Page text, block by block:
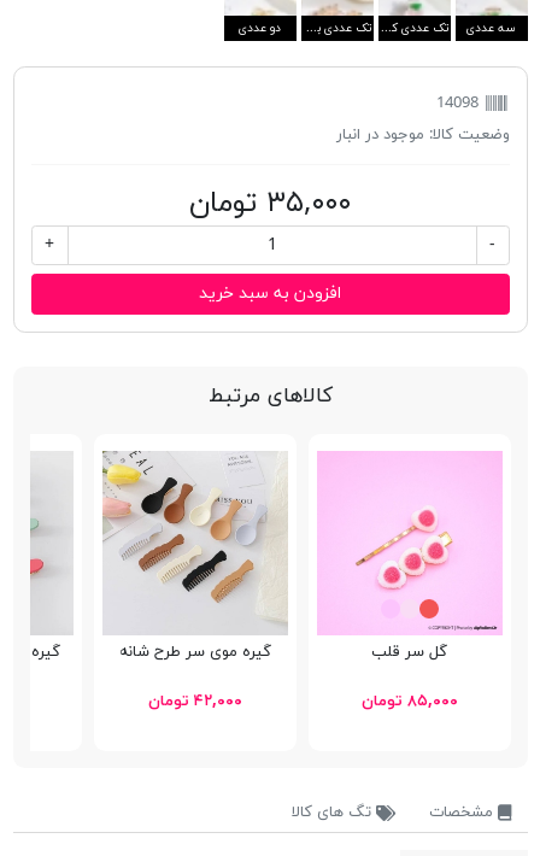
سه عددی تک عددی کوچک تک عددی بزرگ دو عددی
14098
وضعیت کالا: موجود در انبار
۳۵,۰۰۰ تومان
-
+
افزودن به سبد خرید
کالاهای مرتبط
گل سر قلب
۸۵,۰۰۰ تومان
گیره موی سر طرح شانه
۴۲,۰۰۰ تومان
گیره
مشخصات تگ های کالا